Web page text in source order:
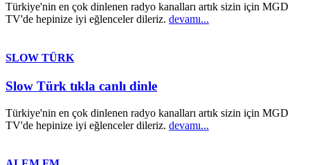
Türkiye'nin en çok dinlenen radyo kanalları artık sizin için MGD
TV'de hepinize iyi eğlenceler dileriz. devamı...
SLOW TÜRK
Slow Türk tıkla canlı dinle
Türkiye'nin en çok dinlenen radyo kanalları artık sizin için MGD
TV'de hepinize iyi eğlenceler dileriz. devamı...